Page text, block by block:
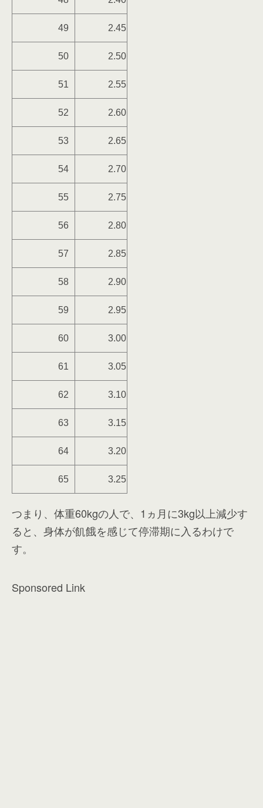
49 2.45
50 2.50
51 2.55
52 2.60
53 2.65
54 2.70
55 2.75
56 2.80
57 2.85
58 2.90
59 2.95
60 3.00
61 3.05
62 3.10
63 3.15
64 3.20
65 3.25
つまり、体重60kgの人で、1ヵ月に3kg以上減少す
ると、身体が飢餓を感じて停滞期に入るわけで
す。
Sponsored Link